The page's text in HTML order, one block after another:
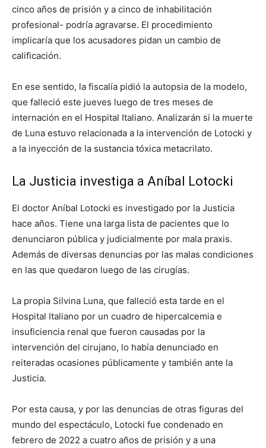
cinco años de prisión y a cinco de inhabilitación
profesional- podría agravarse. El procedimiento
implicaría que los acusadores pidan un cambio de
calificación.
En ese sentido, la fiscalía pidió la autopsia de la modelo,
que falleció este jueves luego de tres meses de
internación en el Hospital Italiano. Analizarán si la muerte
de Luna estuvo relacionada a la intervención de Lotocki y
a la inyección de la sustancia tóxica metacrilato.
La Justicia investiga a Aníbal Lotocki
El doctor Aníbal Lotocki es investigado por la Justicia
hace años. Tiene una larga lista de pacientes que lo
denunciaron pública y judicialmente por mala praxis.
Además de diversas denuncias por las malas condiciones
en las que quedaron luego de las cirugías.
La propia Silvina Luna, que falleció esta tarde en el
Hospital Italiano por un cuadro de hipercalcemia e
insuficiencia renal que fueron causadas por la
intervención del cirujano, lo había denunciado en
reiteradas ocasiones públicamente y también ante la
Justicia.
Por esta causa, y por las denuncias de otras figuras del
mundo del espectáculo, Lotocki fue condenado en
febrero de 2022 a cuatro años de prisión y a una